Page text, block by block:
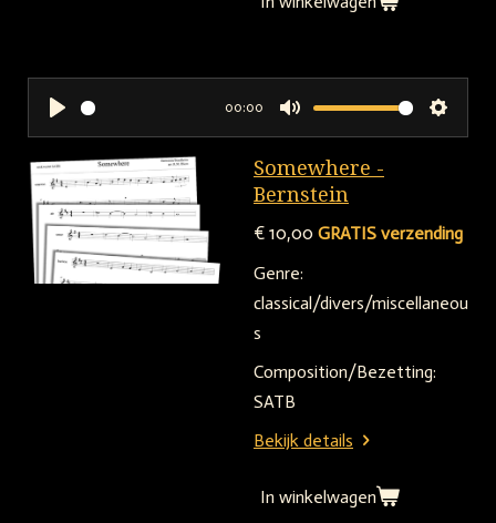
P
l
a
y
00:00
M
u
t
S
t
g
Somewhere -
Bernstein
€ 10,00 GRATIS verzending
Genre:
classical/divers/miscellaneou
s
Composition/Bezetting:
SATB
Bekijk details
In winkelwagen